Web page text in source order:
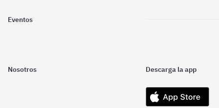
Eventos
Nosotros Descarga la app